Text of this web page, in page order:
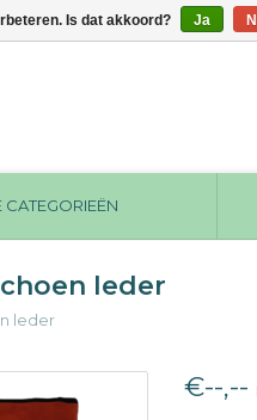
CATEGORIEËN
leder
leder
€--,--
Is dat akkoord? Ja